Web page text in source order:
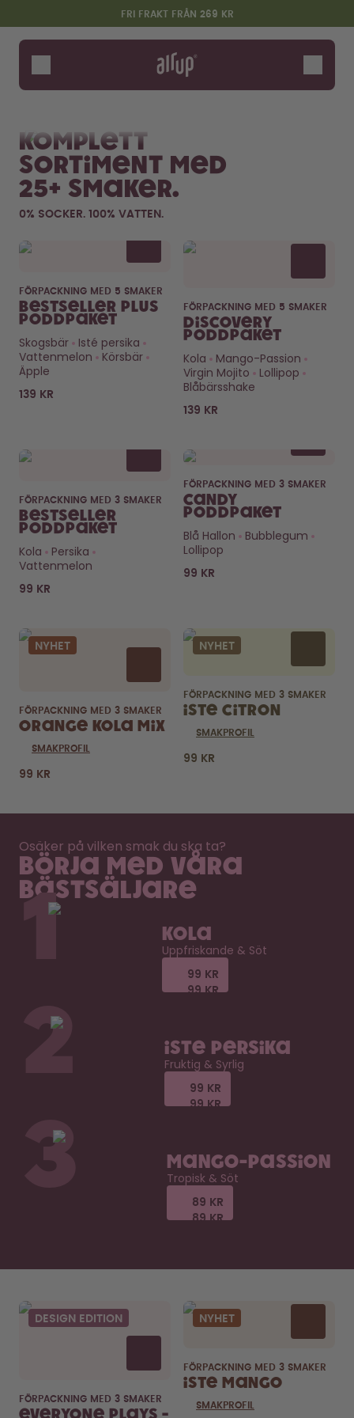
Hoppa till huvudinnehållet
Information om tillgänglighet
FRI FRAKT FRÅN 269 KR
Flaskor
Smaker
Starter Sets
Säg hej till "O"
Hur det fungerar
Hjälp & FAQ
Jämför flaskor
komplett
sortiment med
25+ smaker.
0% SOCKER. 100% VATTEN.
Flavor details
Osäker på vilken smak du ska ta?
Börja med våra
bästsäljare
1 Kola
Uppfriskande & Söt
99 KR
99 KR
99 KR
2 Iste Persika
Fruktig & Syrlig
99 KR
99 KR
99 KR
3 Mango-Passion
Tropisk & Söt
89 KR
89 KR
89 KR
FÖRPACKNING MED 5 SMAKER
Bestseller Plus
poddpaket
Skogsbär
Isté persika
Vattenmelon
Körsbär
Äpple
139 KR
FÖRPACKNING MED 5 SMAKER
Discovery
Poddpaket
Kola
Mango-Passion
Virgin Mojito
Lollipop
Blåbärsshake
139 KR
FÖRPACKNING MED 3 SMAKER
Bestseller
poddpaket
Kola
Persika
Vattenmelon
99 KR
FÖRPACKNING MED 3 SMAKER
Candy
Poddpaket
Blå Hallon
Bubblegum
Lollipop
99 KR
NYHET
FÖRPACKNING MED 3 SMAKER
Orange Kola Mix
SMAKPROFIL
99 KR
NYHET
FÖRPACKNING MED 3 SMAKER
Iste Citron
SMAKPROFIL
99 KR
DESIGN EDITION
FÖRPACKNING MED 3 SMAKER
Everyone Plays -
NYHET
FÖRPACKNING MED 3 SMAKER
Iste Mango
SMAKPROFIL